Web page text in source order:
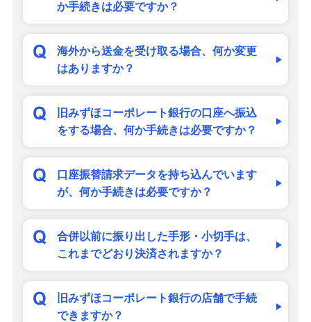
か手続きは必要ですか？
海外から送金を受け取る場合、何か変更
はありますか？
旧みずほコーポレート銀行の口座へ振込
をする場合、何か手続きは必要ですか？
口座振替請求データを持ち込んでいます
が、何か手続きは必要ですか？
合併以前に振り出した手形・小切手は、
これまでどおり決済されますか？
旧みずほコーポレート銀行の店舗で手続
できますか？